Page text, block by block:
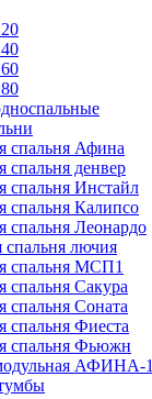
спальня Афина
спальня денвер
спальня Инстайл
спальня Калипсо
спальня Леонардо
спальня лючия
спальня МСП1
спальня Сакура
спальня Соната
спальня Фиеста
спальня Фьюжн
АФИНА-1